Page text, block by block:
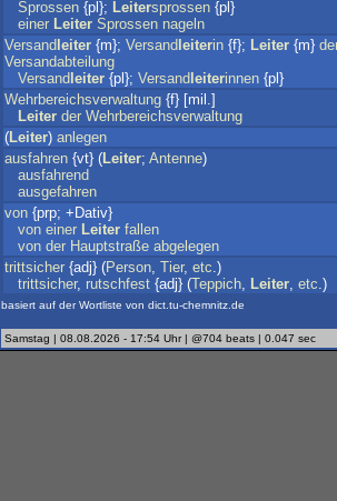
Sprossen {pl}; Leitersprossen {pl}
einer Leiter Sprossen nageln
Versand leiter {m}; Versand leiterin {f}; Leiter {m}
Versandabteilung
Versand leiter {pl}; Versand leiterinnen {pl}
Wehrbereichsverwaltung {f} [mil.]
Leiter der Wehrbereichsverwaltung
(Leiter) anlegen
ausfahren {vt} (Leiter; Antenne)
ausfahrend
ausgefahren
von {prp; +Dativ}
von einer Leiter fallen
von der Hauptstraße abgelegen
trittsicher {adj} (Person, Tier, etc.)
trittsicher, rutschfest {adj} (Teppich, Leiter, etc.)
basiert auf der Wortliste von dict.tu-chemnitz.de
Samstag | 08.08.2026 - 17:54 Uhr | @704 beats | 0.047 sec